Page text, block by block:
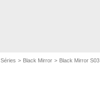
Séries Black Mirror Black Mirror S03